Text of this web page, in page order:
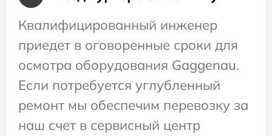
Квалифицированный инженер
приедет в оговоренные сроки для
осмотра оборудования Gaggenau.
Если потребуется углубленный
ремонт мы обеспечим перевозку за
наш счет в сервисный центр